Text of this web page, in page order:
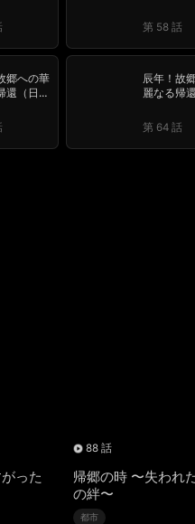
第 58 話
郷への華
還（日本
辰年！故
麗なる帰
第 64 話
った
88 話
帰郷の時 〜失われ
の絆〜
都市